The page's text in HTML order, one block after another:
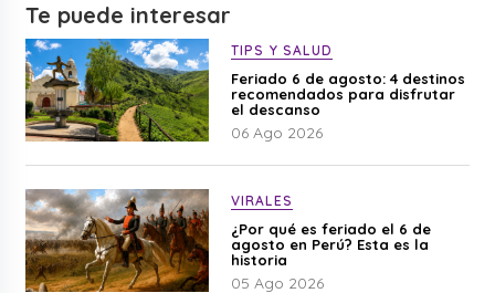
Te puede interesar
TIPS Y SALUD
Feriado 6 de agosto: 4 destinos
recomendados para disfrutar
el descanso
06 Ago 2026
VIRALES
¿Por qué es feriado el 6 de
agosto en Perú? Esta es la
historia
05 Ago 2026